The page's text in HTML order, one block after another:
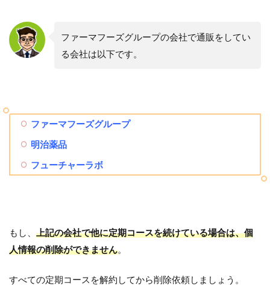
ファーマフーズグループの会社で通販をしてい
る会社は以下です。
ファーマフーズグループ
明治薬品
フューチャーラボ
もし、 上記の会社で他に定期コースを続けている場合は、個
人情報の削除ができません。
すべての定期コースを解約してから削除依頼しましょう。